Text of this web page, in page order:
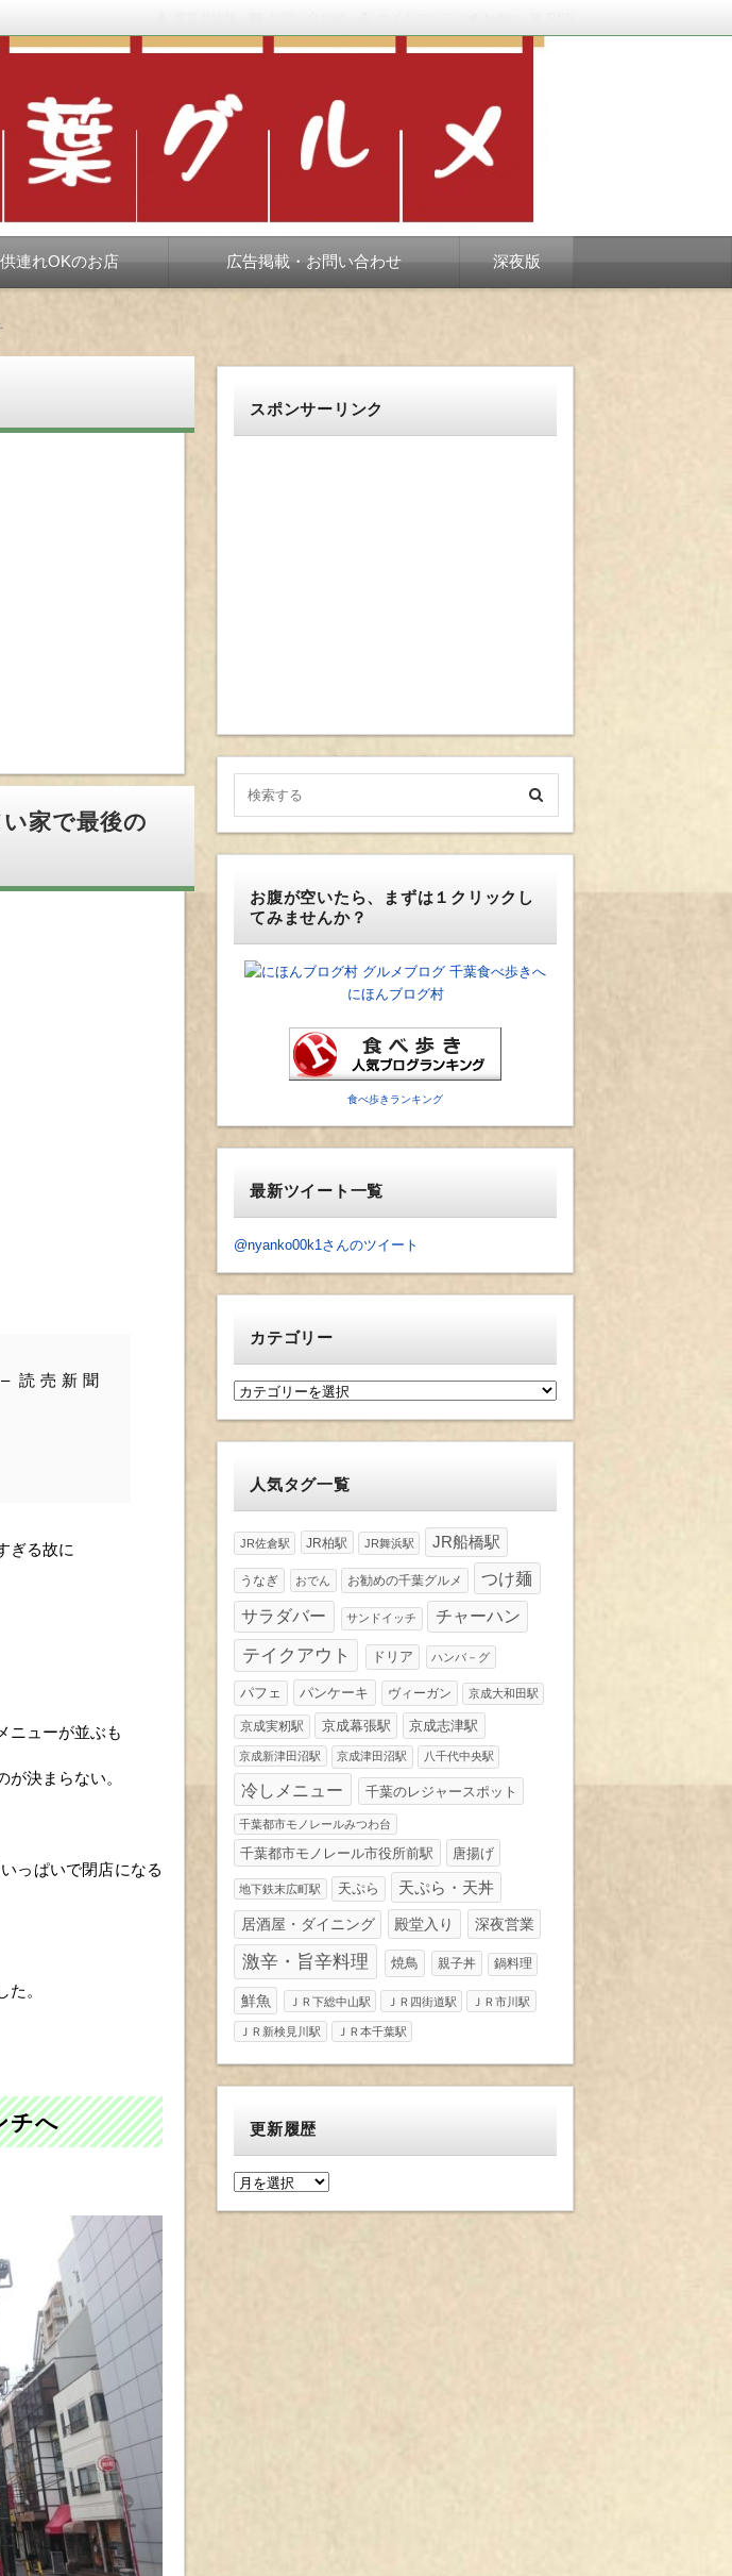
いたい当たりますが、時々派手にスベります。
連れOKのお店 広告掲載・お問い合わせ 深夜版
家で最後の
読売新聞
ぎる故に
ニューが並ぶも
決まらない。
っぱいで閉店になる
。
チへ
スポンサーリンク
お腹が空いたら、まずは１クリックし
てみませんか？
にほんブログ村
食べ歩きランキング
最新ツイート一覧
@nyanko00k1さんのツイート
カテゴリー
カ
人気タグ一覧
JR佐倉駅 JR柏駅 JR舞浜駅 JR船橋駅
うなぎ おでん お勧めの千葉グルメ つけ麺
サラダバー サンドイッチ チャーハン
テイクアウト ドリア ハンバ－グ
パフェ パンケーキ ヴィーガン 京成大和田駅
京成実籾駅 京成幕張駅 京成志津駅
京成新津田沼駅 京成津田沼駅 八千代中央駅
冷しメニュー 千葉のレジャースポット
千葉都市モノレールみつわ台
千葉都市モノレール市役所前駅 唐揚げ
地下鉄末広町駅 天ぷら 天ぷら・天丼
居酒屋・ダイニング 殿堂入り 深夜営業
激辛・旨辛料理 焼鳥 親子丼 鍋料理
鮮魚 ＪＲ下総中山駅 ＪＲ四街道駅 ＪＲ市川駅
ＪＲ新検見川駅 ＪＲ本千葉駅
更新履歴
更